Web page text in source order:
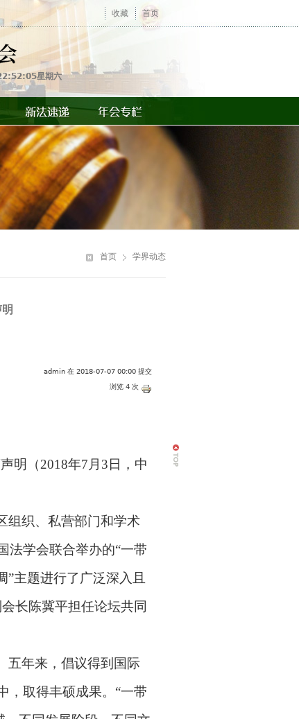
收藏 首页
星期六
在
首页 学界动态
admin 在 2018-07-07 00:00 提交
浏览 4 次
明（2018年7月3日，中
组织、私营部门和学术
法学会联合举办的“一带
”主题进行了广泛深入且
长陈冀平担任论坛共同
五年来，倡议得到国际
，取得丰硕成果。 “一带